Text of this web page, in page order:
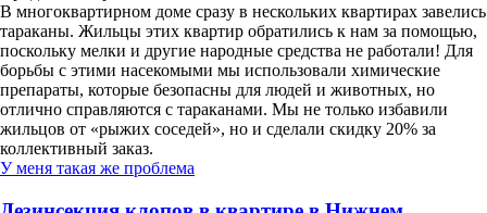
В многоквартирном доме сразу в нескольких квартирах завелись
тараканы. Жильцы этих квартир обратились к нам за помощью,
поскольку мелки и другие народные средства не работали! Для
борьбы с этими насекомыми мы использовали химические
препараты, которые безопасны для людей и животных, но
отлично справляются с тараканами. Мы не только избавили
жильцов от «рыжих соседей», но и сделали скидку 20% за
коллективный заказ.
У меня такая же проблема